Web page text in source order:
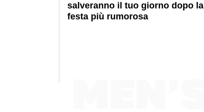
salveranno il tuo giorno dopo la
festa più rumorosa